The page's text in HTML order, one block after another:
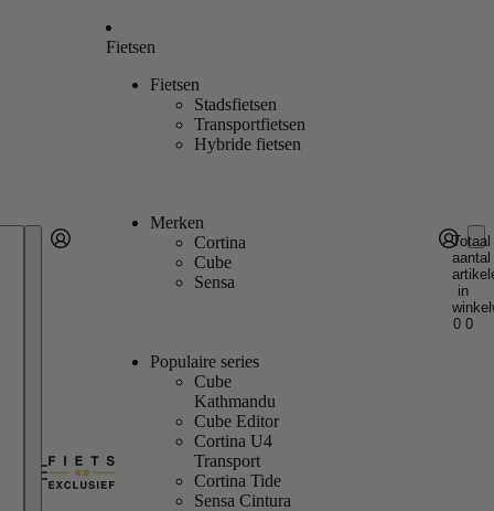
Fietsen
Fietsen
Stadsfietsen
Transportfietsen
Hybride fietsen
Merken
Cortina
Cube
Sensa
Populaire series
Cube
Kathmandu
Cube Editor
Cortina U4
Transport
Cortina Tide
Sensa Cintura
Andere inlogoptiesInloggen
Totaal
aantal
in
0 0